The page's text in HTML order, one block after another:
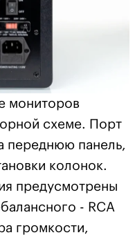
мониторов
схеме. Порт
переднюю панель,
колонок.
предусмотрены
- RCA
громкости,